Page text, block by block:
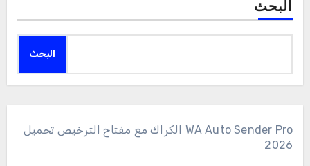
البحث
البحث
WA Auto Sender Pro الكراك مع مفتاح الترخيص تحميل
2026